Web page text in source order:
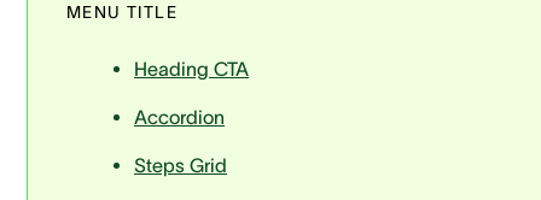
MENU TITLE
Heading CTA
Accordion
Steps Grid